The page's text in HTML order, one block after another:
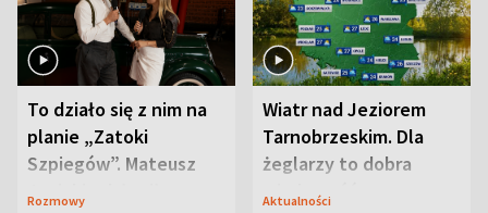
To działo się z nim na
planie „Zatoki
Szpiegów”. Mateusz
Janicki odsłonił
Rozmowy
Wiatr nad Jeziorem
Tarnobrzeskim. Dla
żeglarzy to dobra
wiadomość
Aktualności